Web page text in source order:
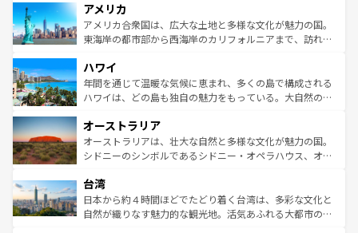
ンツ一覧を参照してほしい。
の建物がそのまま残る町や、スイスならではのユニークな
博物館もあり、アルプス観光だけでなく町歩きも満喫する
ことができる。国民の所得が高いため物価も高いが、旅行
ば市内交通費無料で観光を楽しむこともできる。 なお、新
着のスイス情報はコンテンツ一覧 を参照してほしい。
アメリカ
アメリカ合衆国は、広大な土地と多様な文化が魅力の国。
東海岸の都市部から西海岸のカリフォルニアまで、訪れる
のような巨大都市は、観光、ショッピング、エンターテイ
ンメントが詰まった刺激的なスポットだ。一方、アメリカ
西部には大自然が広がり、グランドキャニオンやイエロー
部のニューオーリンズでは、音楽と美食が融合した独特の
文化が魅力。旅行者はアメリカの各地域で異なる魅力を楽
しみながら、その多様性と豊かな歴史を感じることができ
ならではの贅沢な旅のスタイルだ。 なお、新着のアメリカ
情報はコンテンツ一覧を参照してほしい。
ハワイ
年間を通じて温暖な気候に恵まれ、多くの島で構成される
ハワイは、どの島も独自の魅力をもっている。大自然の神
ワイ島は見逃せない。また、定番の観光地といえばオアフ
島だが、静かな自然を求めるならマウイ島やカウアイ島が
おすすめ。エメラルドグリーンに輝く海をはじめ、豊かな
れるおもてなしの心で訪れる人々を迎えてくれるハワイの
人々、おいしいローカルフードやハワイアンミュージッ
ク、伝統的なフラダンスなど、すべてがハワイの魅力を彩
オーストラリア
オーストラリアは、壮大な自然と多様な文化が魅力の国。
シドニーのシンボルであるシドニー・オペラハウス、オー
リアリーフや大陸中央部にそびえるウルル（エアーズロッ
ク）、タスマニアの美しい原生林やケアンズの熱帯雨林な
ど、見どころがたくさん。また、カフェやワイン、オージ
台湾
日本から約４時間ほどでたどり着く台湾は、多彩な文化と
自然が織りなす魅力的な観光地。活気あふれる大都市の台